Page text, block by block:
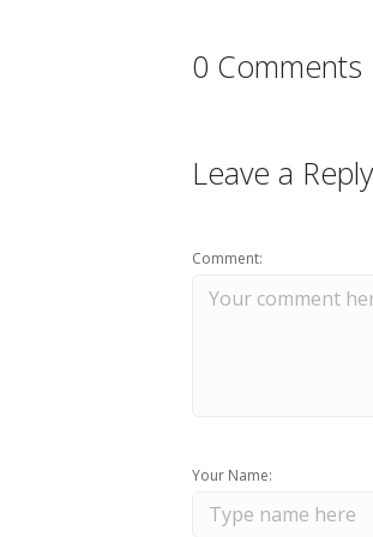
0 Comments
Leave a Reply
Comment:
Your Name: